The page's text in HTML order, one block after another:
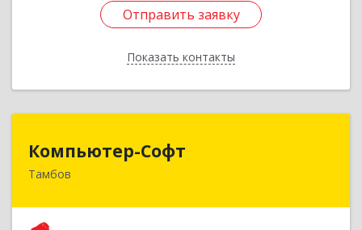
Отправить заявку
Показать контакты
Отправить заявку
Назад
Компьютер-Софт
Тамбов
392000, Тамбовская обл, Тамбов г, Советская